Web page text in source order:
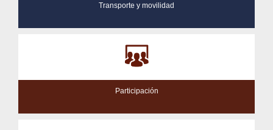
Transporte y movilidad
Participación